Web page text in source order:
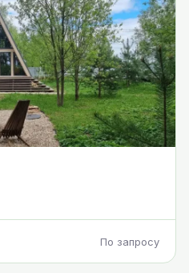
По запросу